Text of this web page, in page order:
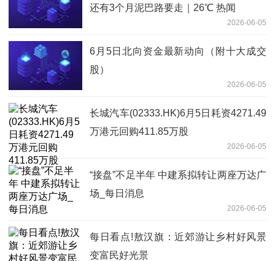
还有3个月泥巴路要走｜26℃ 热闻
2026-06-05
6月5日北向资金最新动向（附十大成交
股）
2026-06-05
长城汽车(02333.HK)6月5日耗资4271.49
万港元回购411.85万股
2026-06-05
“接盘”不足半年 中建系拟转让两座万达广
场_每日消息
2026-06-05
每日看点!敖汉旗：近郊游让乡村好风景
变富民好光景